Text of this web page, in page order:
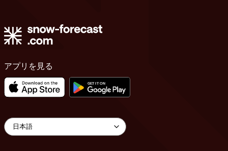
アプリを見る